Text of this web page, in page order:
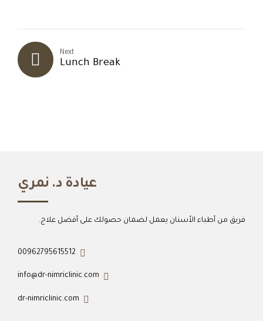
Next
Lunch Break
عيادة د. نمري
فريق من أطباء الأسنان يعمل لضمان حصولك على أفضل علاج.
00962795615512
info@dr-nimriclinic.com
dr-nimriclinic.com